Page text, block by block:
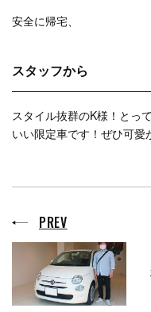
安全に帰宅、
スタッフから
スタイル抜群のK様！とっ
いい限定車です！ぜひ可愛
PREV